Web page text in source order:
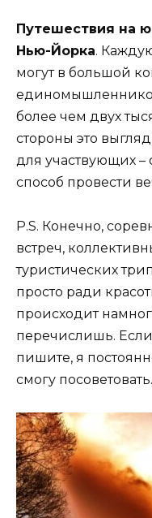
Путешествия на
Нью-Йорка.
могут в большой
более чем двух
стороны это
для участвующих
способ провести
P.S. Конечно,
встреч,
туристических
просто ради
происходит
перечислишь.
пишите, я
смогу посоветовать.